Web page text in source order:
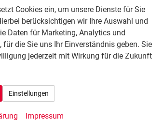
DAB, Android Auto, Apple CarPlay, Touchscreen
Freisprecheinrichtung, Bluetooth
Safety), Spurhalteassistent,
Cookies ein, um unsere Dienste für Sie
berücksichtigen wir Ihre Auswahl und
Daten für Marketing, Analytics und
für die Sie uns Ihr Einverständnis geben. Sie
jederzeit mit Wirkung für die Zukunft
Einstellungen
Impressum